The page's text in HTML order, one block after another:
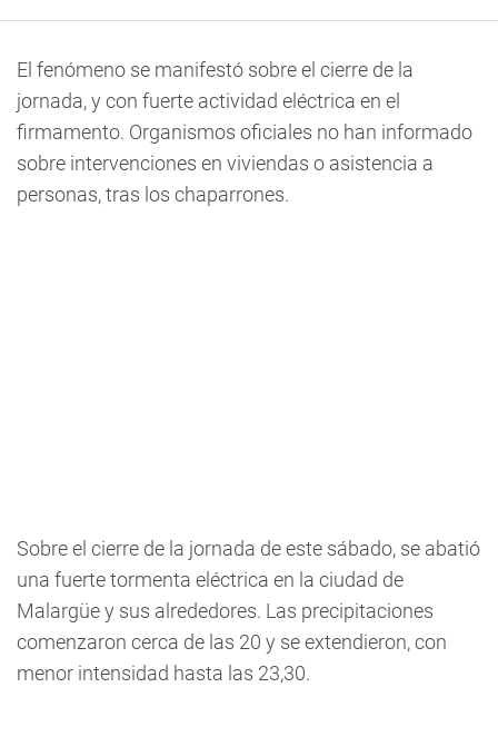
El fenómeno se manifestó sobre el cierre de la
jornada, y con fuerte actividad eléctrica en el
firmamento. Organismos oficiales no han informado
sobre intervenciones en viviendas o asistencia a
personas, tras los chaparrones.
Sobre el cierre de la jornada de este sábado, se abatió
una fuerte tormenta eléctrica en la ciudad de
Malargüe y sus alrededores. Las precipitaciones
comenzaron cerca de las 20 y se extendieron, con
menor intensidad hasta las 23,30.